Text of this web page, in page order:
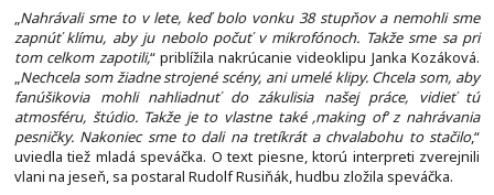
„Nahrávali sme to v lete, keď bolo vonku 38 stupňov a nemohli sme
zapnúť klímu, aby ju nebolo počuť v mikrofónoch. Takže sme sa pri
tom celkom zapotili,“ priblížila nakrúcanie videoklipu Janka Kozáková.
„Nechcela som žiadne strojené scény, ani umelé klipy. Chcela som, aby
fanúšikovia mohli nahliadnuť do zákulisia našej práce, vidieť tú
atmosféru, štúdio. Takže je to vlastne také ‚making of‘ z nahrávania
pesničky. Nakoniec sme to dali na tretíkrát a chvalabohu to stačilo,“
uviedla tiež mladá speváčka. O text piesne, ktorú interpreti zverejnili
vlani na jeseň, sa postaral Rudolf Rusiňák, hudbu zložila speváčka.